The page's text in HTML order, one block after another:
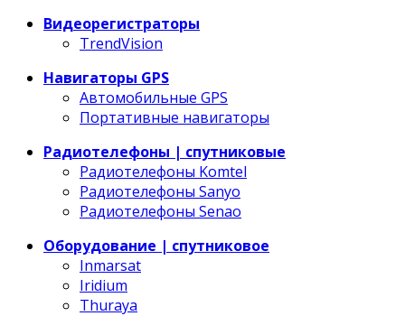
Видеорегистраторы
TrendVision
Навигаторы GPS
Автомобильные GPS
Портативные навигаторы
Радиотелефоны | спутниковые
Радиотелефоны Komtel
Радиотелефоны Sanyo
Радиотелефоны Senao
Оборудование | спутниковое
Inmarsat
Iridium
Thuraya